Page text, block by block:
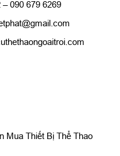
– 090 679 6269
Mua Thiết Bị Thể Thao